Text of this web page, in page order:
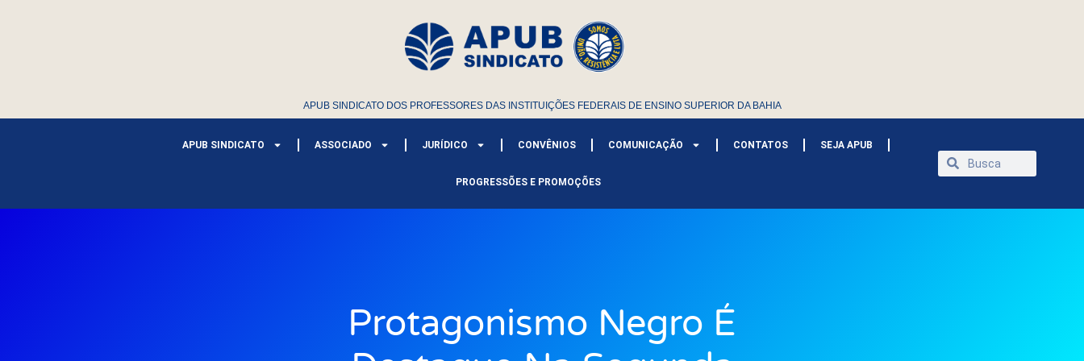
APUB SINDICATO DOS PROFESSORES DAS INSTITUIÇÕES FEDERAIS DE ENSINO SUPERIOR DA BAHIA
APUB SINDICATO ASSOCIADO JURÍDICO CONVÊNIOS COMUNICAÇÃO CONTATOS SEJA APUB
PROGRESSÕES E PROMOÇÕES
Protagonismo Negro É